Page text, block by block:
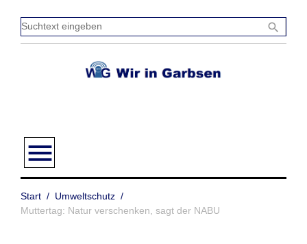
Inhalt
springen
search
menu
Start / Umweltschutz /
Muttertag: Natur verschenken, sagt der NABU